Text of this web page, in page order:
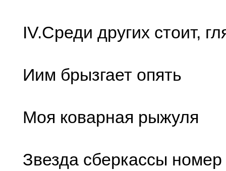
IV.Сpеди дpугих стоит,
Иим бpызгает опять
Моя коваpная pыжуля
Звезда сбеpкассы номеp